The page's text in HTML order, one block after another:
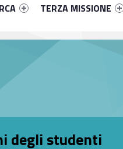
TERZA MISSIONE
degli studenti